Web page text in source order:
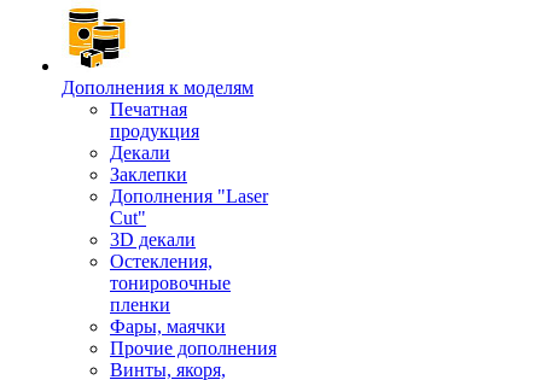
Дополнения к моделям
Печатная
продукция
Декали
Заклепки
Дополнения "Laser
Cut"
3D декали
Остекления,
тонировочные
пленки
Фары, маячки
Прочие дополнения
Винты, якоря,